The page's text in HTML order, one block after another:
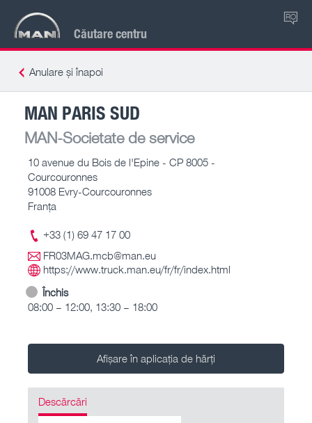
Căutare centru
RO
Anulare și înapoi
MAN PARIS SUD
MAN-Societate de service
10 avenue du Bois de l'Epine - CP 8005 -
Courcouronnes
91008 Evry-Courcouronnes
Franţa
+33 (1) 69 47 17 00
FR03MAG.mcb@man.eu
https://www.truck.man.eu/fr/fr/index.html
Închis
08:00 – 12:00, 13:30 – 18:00
Afișare în aplicația de hărți
Descărcări